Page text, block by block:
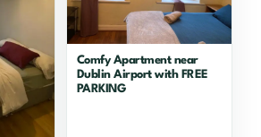
Comfy Apartment near
Dublin Airport with FREE
PARKING